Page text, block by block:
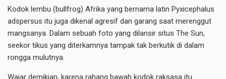
Kodok lembu (bullfrog) Afrika yang bernama latin Pyxicephalus
adspersus itu juga dikenal agresif dan garang saat merenggut
mangsanya. Dalam sebuah foto yang dilansir situs The Sun,
seekor tikus yang diterkamnya tampak tak berkutik di dalam
rongga mulutnya.
Wajar demikian, karena rahang bawah kodok raksasa itu